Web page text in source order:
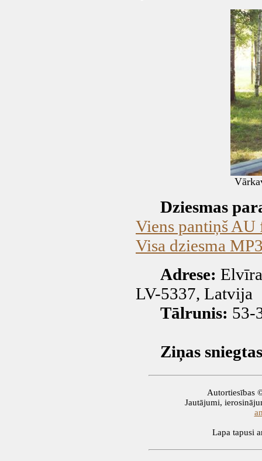
Dziesmas
Viens pantiņš
Visa dziesma
Adrese:
LV-5337, Latvija
Tālrunis: 53-
Ziņas
Autortiesības
Jautājumi,
Lapa tapusi